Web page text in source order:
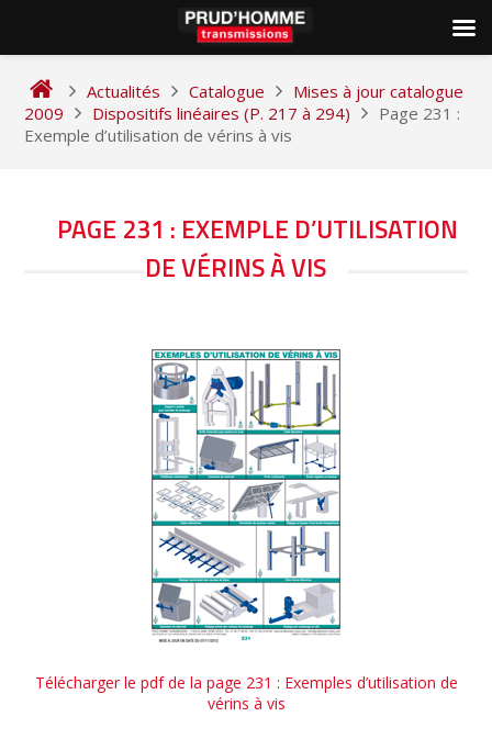
content
Actualités Catalogue
Mises à jour catalogue
2009
Dispositifs linéaires (P. 217 à 294)
Page 231 :
Exemple d’utilisation de vérins à vis
PAGE 231 : EXEMPLE D’UTILISATION
DE VÉRINS À VIS
Télécharger le pdf de la page 231 : Exemples d’utilisation de
vérins à vis
NAVIGATION